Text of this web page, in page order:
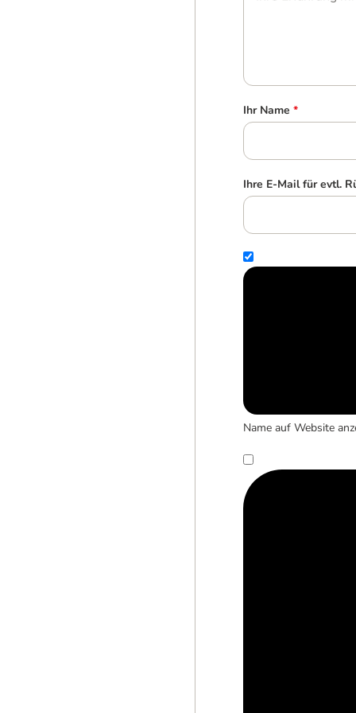
Ihr Name *
Ihre E-Mail für evtl.
Name auf Website